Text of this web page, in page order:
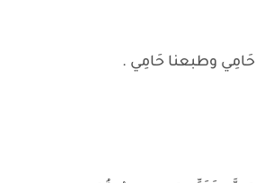
حَامِي وطبعنا حَامِي .